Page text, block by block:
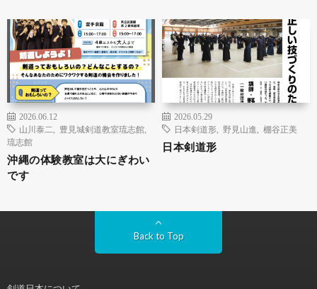
2026.06.12
山川泰二
豊見城剣道教室琉志館
琉志館
沖縄の体験教室は大にぎわい
です
2026.05.29
日本剣道形
野見山進 棚谷正美
日本剣道形
Back to Top